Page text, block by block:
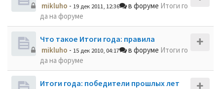
mikluho - 19 дек 2011, 12:36 в форуме Итоги го
да на форуме
Что такое Итоги года: правила
mikluho - 15 дек 2010, 04:17 в форуме Итоги го
да на форуме
Итоги года: победители прошлых лет